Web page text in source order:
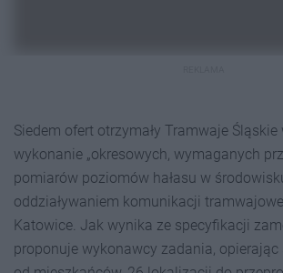
Siedem ofert otrzymały Tramwaje Śląskie
wykonanie „okresowych, wymaganych
pomiarów poziomów hałasu w
oddziaływaniem komunikacji
Katowice. Jak wynika ze specyfikacji
proponuje wykonawcy zadania, opierając